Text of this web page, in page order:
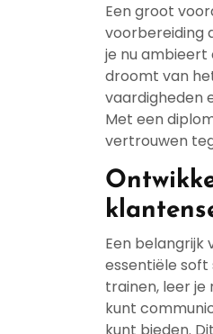
Een groot
voorbereiding
je nu ambieert
droomt van
vaardigheden
Met een
vertrouwen
Een belangrijk
essentiële soft
trainen, leer
kunt